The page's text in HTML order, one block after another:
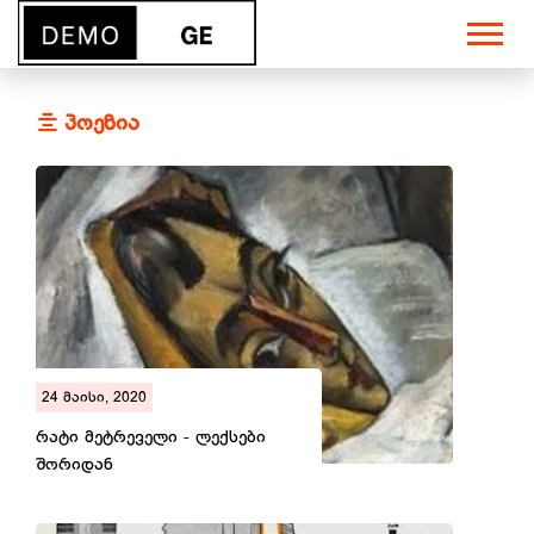
პოეზია
24 მაისი, 2020
რატი მეტრეველი - ლექსები
შორიდან